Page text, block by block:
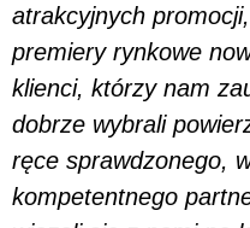
atrakcyjnych
premiery rynkowe
klienci, którzy nam
dobrze wybrali
ręce sprawdzonego,
kompetentnego